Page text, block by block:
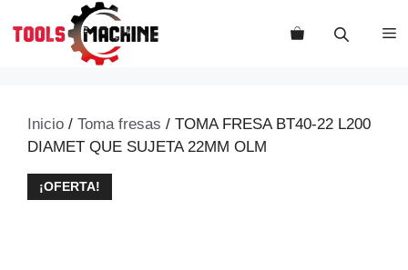
Inicio / Toma fresas / TOMA FRESA BT40-22 L200
DIAMET QUE SUJETA 22MM OLM
¡OFERTA!